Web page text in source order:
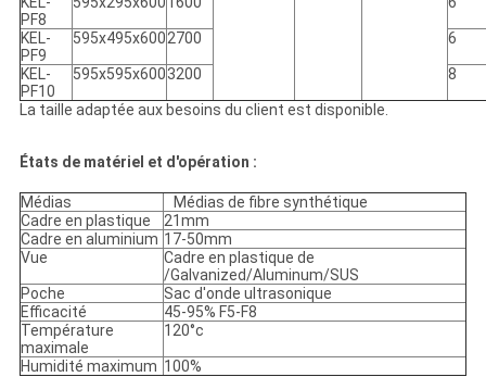
PF8
KEL-
PF9
595x495x6002700 6
KEL-
PF10
595x595x6003200 8
La taille adaptée aux besoins du client est disponible.
États de matériel et d'opération :
Médias
Médias de fibre synthétique
Cadre en plastique
21mm
Cadre en aluminium 17-50mm
Vue
Cadre en plastique de
/Galvanized/Aluminum/SUS
Poche
Sac d'onde ultrasonique
Efficacité
45-95% F5-F8
Température
maximale
120°c
Humidité maximum 100%